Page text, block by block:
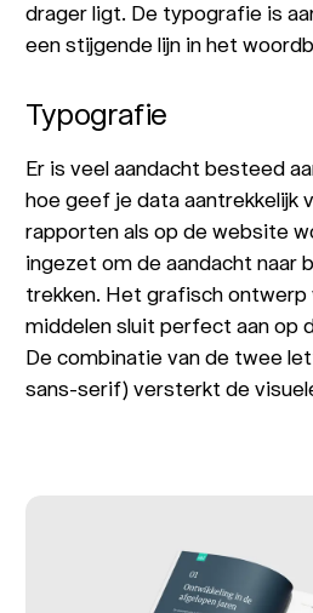
drager ligt. De typografie is
een stijgende lijn in het
Typografie
Er is veel aandacht besteed
hoe geef je data aantrekkelijk
rapporten als op de website
ingezet om de aandacht naar
trekken. Het grafisch ontwerp
middelen sluit perfect aan op
De combinatie van de twee
sans-serif) versterkt de